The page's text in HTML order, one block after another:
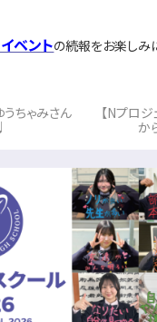
ベントの続報をお楽しみに
うちゃみさん
【Nプロジ
か